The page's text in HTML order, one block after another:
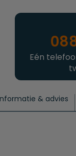
Eén
& advies